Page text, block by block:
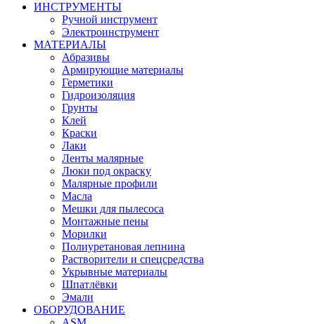
ИНСТРУМЕНТЫ
Ручной инструмент
Электроинструмент
МАТЕРИАЛЫ
Абразивы
Армирующие материалы
Герметики
Гидроизоляция
Грунты
Клей
Краски
Лаки
Ленты малярные
Люки под окраску
Малярные профили
Масла
Мешки для пылесоса
Монтажные пены
Морилки
Полиуретановая лепнина
Растворители и спецсредства
Укрывные материалы
Шпатлёвки
Эмали
ОБОРУДОВАНИЕ